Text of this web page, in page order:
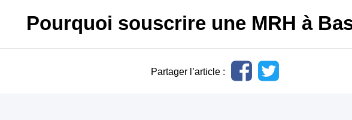
Pourquoi souscrire une MRH à
Partager l’article :